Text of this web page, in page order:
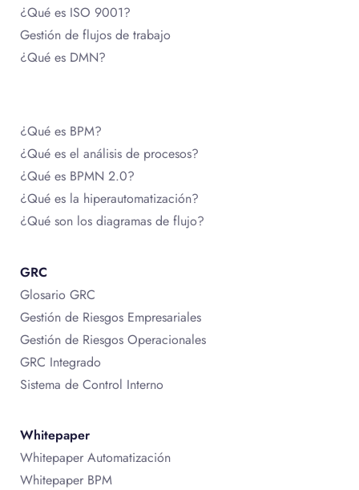
¿Qué es ISO 9001?
Gestión de flujos de trabajo
¿Qué es DMN?
¿Qué es BPM?
¿Qué es el análisis de procesos?
¿Qué es BPMN 2.0?
¿Qué es la hiperautomatización?
¿Qué son los diagramas de flujo?
GRC
Glosario GRC
Gestión de Riesgos Empresariales
Gestión de Riesgos Operacionales
GRC Integrado
Sistema de Control Interno
Whitepaper
Whitepaper Automatización
Whitepaper BPM